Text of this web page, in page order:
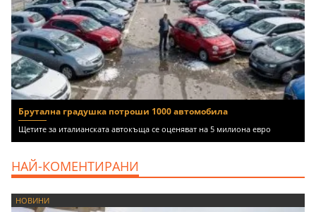
Брутална градушка потроши 1000 автомобила
Щетите за италианската автокъща се оценяват на 5 милиона евро
НАЙ-КОМЕНТИРАНИ
НОВИНИ